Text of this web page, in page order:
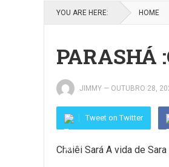
YOU ARE HERE: HOME
PARASHÁ
JIMMY — OUTUBRO 28,
Tweet on Twitter
Chaiêi Sará A vida de Sara